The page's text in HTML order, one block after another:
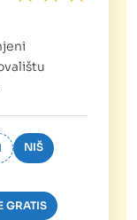
NIŠ
GRATIS